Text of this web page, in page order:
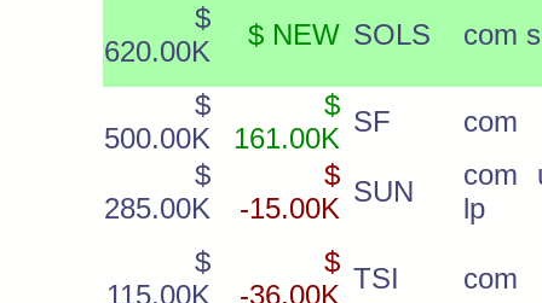
$
620.00K
$ NEW SOLS com
$
500.00K
$
161.00K
SF
com
$
285.00K
$
-15.00K
SUN
com
lp
$
115.00K
$
-36.00K
TSI com